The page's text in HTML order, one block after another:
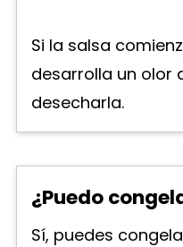
Si la salsa
desarrolla un olor
desecharla.
¿Puedo
Sí, puedes